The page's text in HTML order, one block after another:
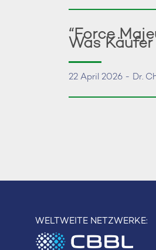
“Force
Was
22 April 2026 - Dr.
WELTWEITE NETZWERKE: